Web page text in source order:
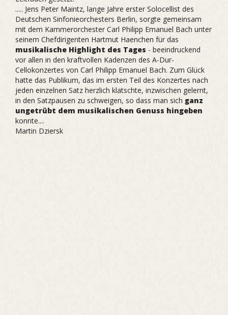
..... Jens Peter Maintz, lange Jahre erster Solocellist des
Deutschen Sinfonieorchesters Berlin, sorgte gemeinsam
mit dem Kammerorchester Carl Philipp Emanuel Bach unter
seinem Chefdirigenten Hartmut Haenchen für das
musikalische Highlight des Tages - beeindruckend
vor allen in den kraftvollen Kadenzen des A-Dur-
Cellokonzertes von Carl Philipp Emanuel Bach. Zum Glück
hatte das Publikum, das im ersten Teil des Konzertes nach
jeden einzelnen Satz herzlich klatschte, inzwischen gelernt,
in den Satzpausen zu schweigen, so dass man sich ganz
ungetrübt dem musikalischen Genuss hingeben
konnte....
Martin Dziersk